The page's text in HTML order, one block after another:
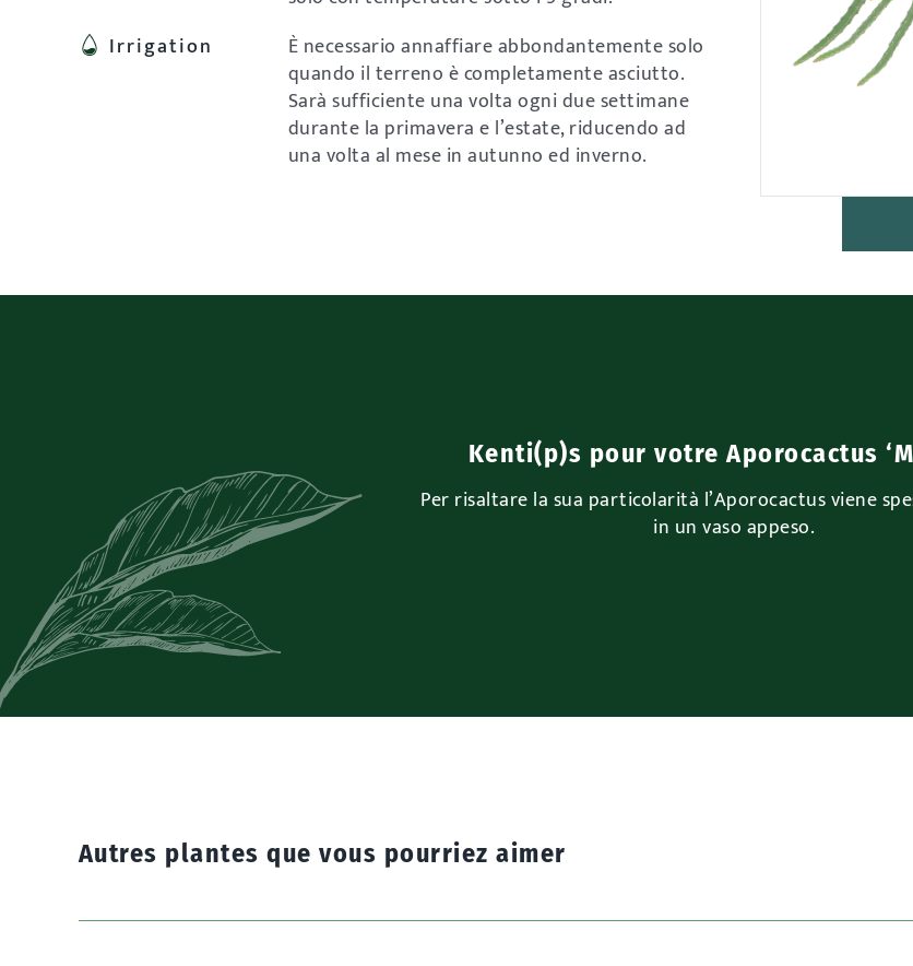
Irrigation
È necessario annaffiare abbondantemente solo
quando il terreno è completamente asciutto.
Sarà sufficiente una volta ogni due settimane
durante la primavera e l’estate, riducendo ad
una volta al mese in autunno ed inverno.
Kenti(p)s pour votre Aporocactus
Per risaltare la sua particolarità l’Aporocactus viene
in un vaso appeso.
Autres plantes que vous pourriez aimer